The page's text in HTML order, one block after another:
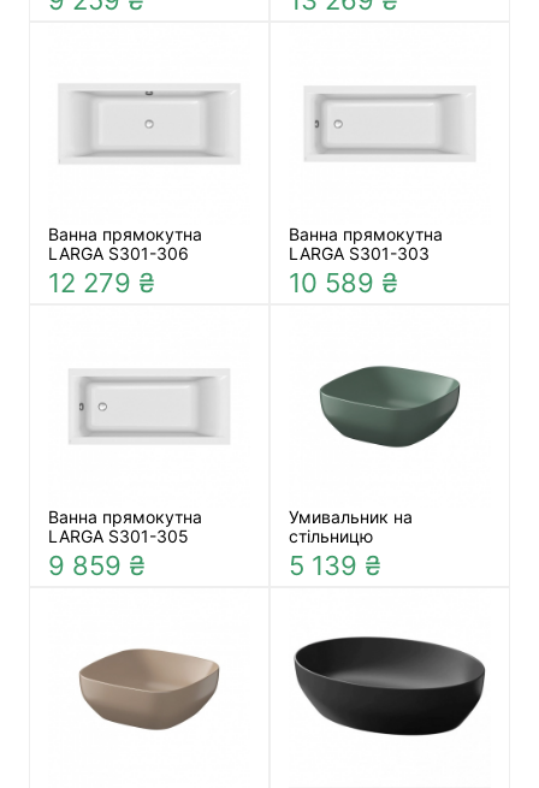
Ванна прямокутна
LARGA S301-306
12 279 ₴
Ванна прямокутна
LARGA S301-303
10 589 ₴
Ванна прямокутна
LARGA S301-305
9 859 ₴
Умивальник на
стільницю
5 139 ₴